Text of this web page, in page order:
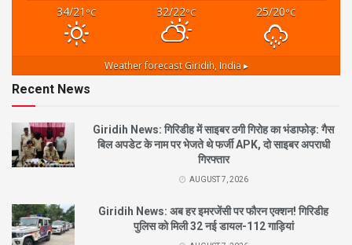
34/21 °C 32/22°C 25/20°C
Weather forecast Giridih, India ▸
Recent News
Giridih News: गिरिडीह में साइबर ठगी गिरोह का भंडाफोड़: गैस
बिल अपडेट के नाम पर भेजते थे फर्जी APK, दो साइबर अपराधी
गिरफ्तार
AUGUST 7, 2026
Giridih News: अब हर इमरजेंसी पर फौरन एक्शन! गिरिडीह
पुलिस को मिली 32 नई डायल-112 गाड़ियां